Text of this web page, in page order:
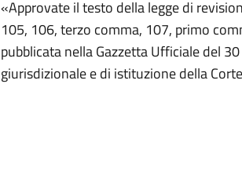
«Approvate il testo della legge di
105, 106, terzo comma, 107, primo
pubblicata nella Gazzetta Ufficiale del
giurisdizionale e di istituzione della